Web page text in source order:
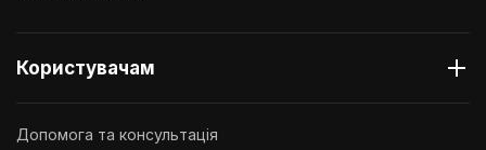
Користувачам
Допомога та консультація